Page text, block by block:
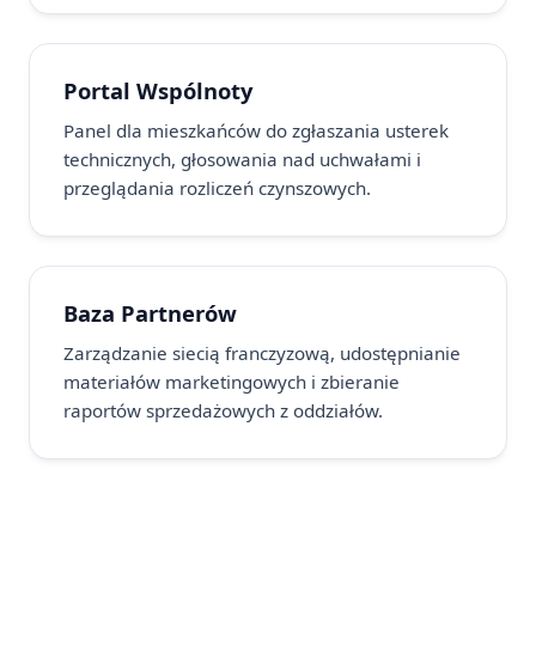
Portal Wspólnoty
Panel dla mieszkańców do zgłaszania usterek
technicznych, głosowania nad uchwałami i
przeglądania rozliczeń czynszowych.
Baza Partnerów
Zarządzanie siecią franczyzową, udostępnianie
materiałów marketingowych i zbieranie
raportów sprzedażowych z oddziałów.